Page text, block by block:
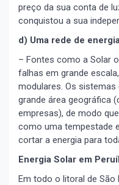
preço da sua conta de
conquistou a sua
d) Uma rede de
– Fontes como a Solar
falhas em grande
modulares. Os
grande área geográfica
empresas), de modo
como uma tempestade
cortar a energia para
Energia Solar em
Em todo o litoral de São